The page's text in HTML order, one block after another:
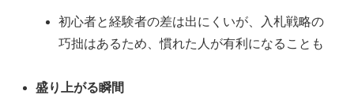
初心者と経験者の差は出にくいが、入札戦略の
巧拙はあるため、慣れた人が有利になることも
盛り上がる瞬間